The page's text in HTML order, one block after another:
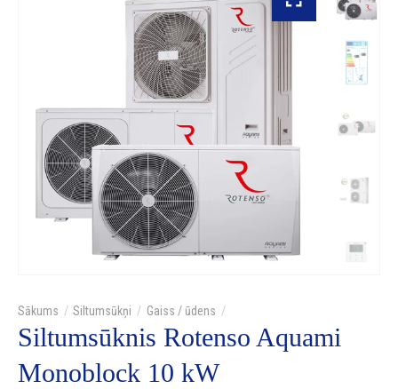
Siltumsūkņi Gaiss / ūdens
Siltumsūknis Rotenso Aquami
Monoblock 10 kW